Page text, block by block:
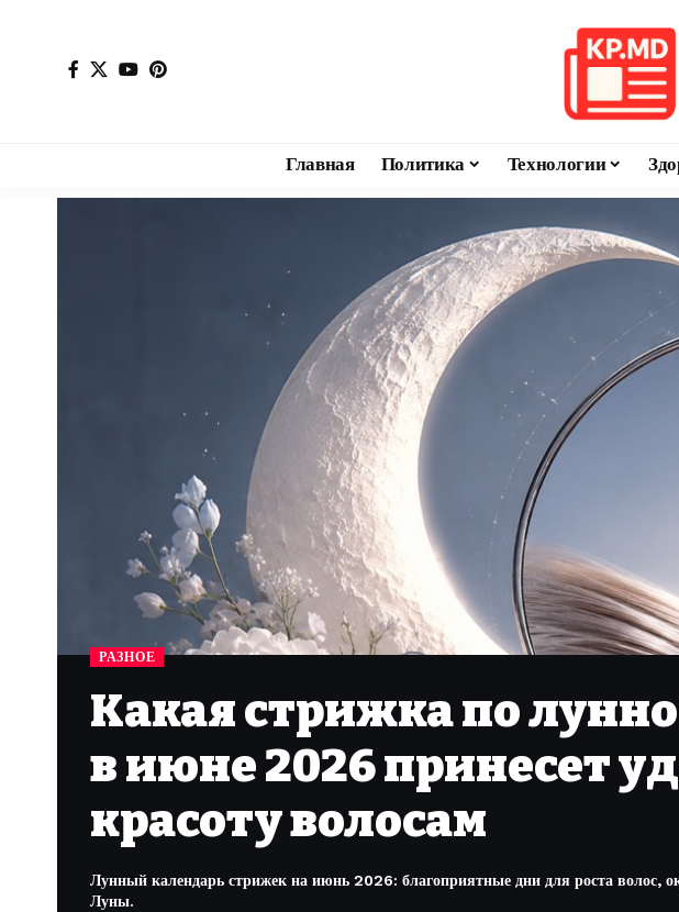
Главная Политика Технологии
РАЗНОЕ
Какая стрижка по
в июне 2026 принесет
красоту волосам
Лунный календарь стрижек на июнь 2026: благоприятные дни для роста волос,
Луны.